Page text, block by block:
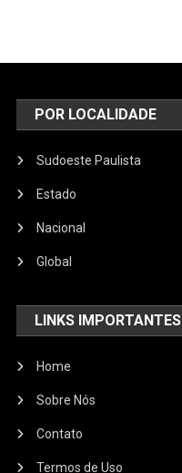
POR LOCALIDADE
Sudoeste Paulista
Estado
Nacional
Global
LINKS IMPORTANTES
Home
Sobre Nós
Contato
Termos de Uso